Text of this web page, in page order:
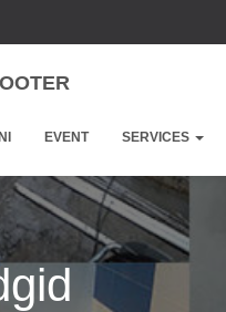
EVENT SERVICES